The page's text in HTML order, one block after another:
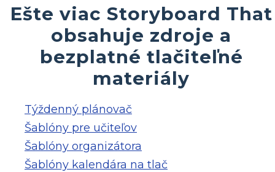
Ešte viac Storyboard That
obsahuje zdroje a
bezplatné tlačiteľné
materiály
Týždenný plánovač
Šablóny pre učiteľov
Šablóny organizátora
Šablóny kalendára na tlač